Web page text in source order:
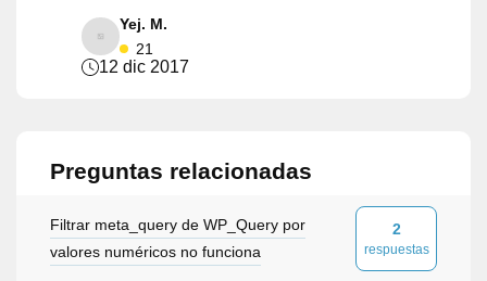
Yej. M.
21
12 dic 2017
Preguntas relacionadas
Filtrar meta_query de WP_Query por
valores numéricos no funciona
2
respuestas